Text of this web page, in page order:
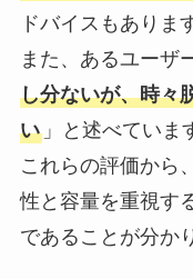
ドバイスもありま
また、あるユーザ
し分ないが、時々
い」と述べていま
これらの評価から
性と容量を重視す
であることが分か